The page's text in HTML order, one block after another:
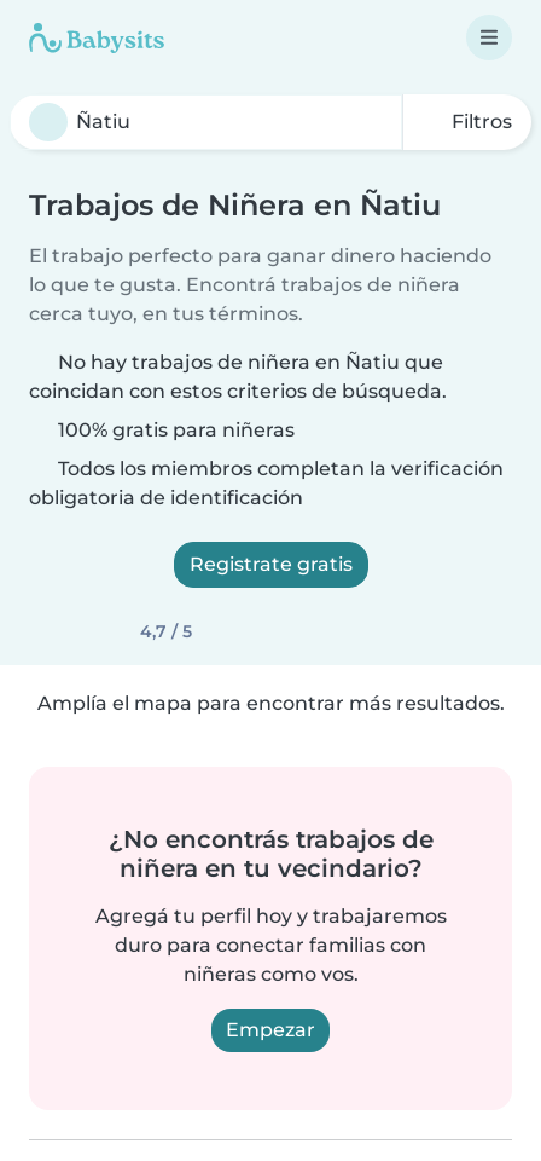
Filtros
Trabajos de Niñera en Ñatiu
El trabajo perfecto para ganar dinero haciendo
lo que te gusta. Encontrá trabajos de niñera
cerca tuyo, en tus términos.
No hay trabajos de niñera en Ñatiu que
coincidan con estos criterios de búsqueda.
100% gratis para niñeras
Todos los miembros completan la verificación
obligatoria de identificación
Registrate gratis
4,7 / 5
Amplía el mapa para encontrar más resultados.
¿No encontrás trabajos de
niñera en tu vecindario?
Agregá tu perfil hoy y trabajaremos
duro para conectar familias con
niñeras como vos.
Empezar